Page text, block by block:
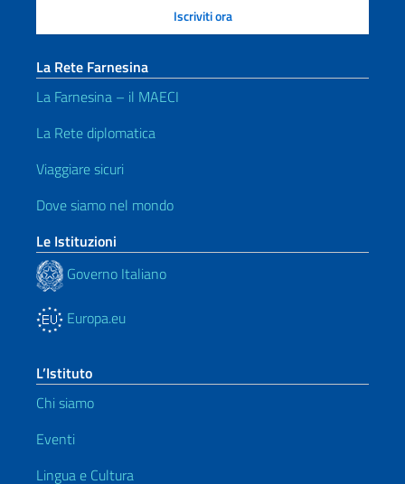
La Rete Farnesina
La Farnesina – il MAECI
La Rete diplomatica
Viaggiare sicuri
Dove siamo nel mondo
Le Istituzioni
Governo Italiano
Europa.eu
L’Istituto
Chi siamo
Eventi
Lingua e Cultura